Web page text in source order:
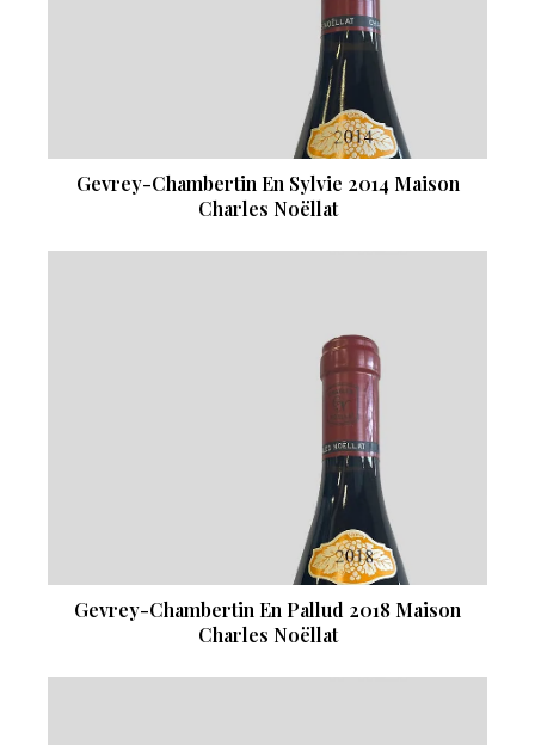
Gevrey-Chambertin En Sylvie 2014 Maison
Charles Noëllat
Gevrey-Chambertin En Pallud 2018 Maison
Charles Noëllat